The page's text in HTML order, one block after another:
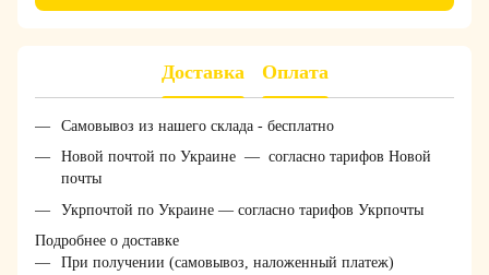
Доставка Оплата
Самовывоз из нашего склада - бесплатно
Новой почтой по Украине — согласно тарифов Новой
почты
Укрпочтой по Украине — согласно тарифов Укрпочты
Подробнее о доставке
При получении (самовывоз, наложенный платеж)